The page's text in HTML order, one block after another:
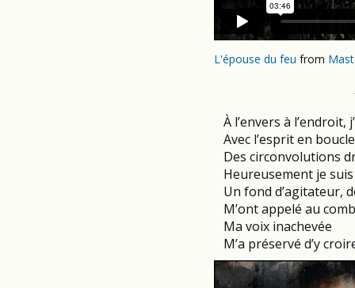
L'épouse du feu from
.
À l’envers à
Avec l’esprit en boucle
Des circonvolutions
Heureusement je
Un fond d’agitateur,
M’ont appelé au
Ma voix inachevée
M’a préservé d’y